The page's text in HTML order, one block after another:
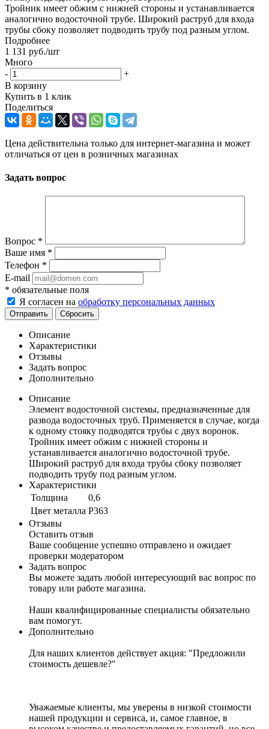
Тройник имеет обжим с нижней стороны и устанавливается
аналогично водосточной трубе. Широкий раструб для входа
трубы сбоку позволяет подводить трубу под разным углом.
Подробнее
1 131 руб./шт
Много
-
+
В корзину
Купить в 1 клик
Поделиться
Цена действительна только для интернет-магазина и может
отличаться от цен в розничных магазинах
Задать вопрос
Вопрос *
Ваше имя *
Телефон *
E-mail
* обязательные поля
Я согласен на обработку персональных данных
Отправить Сбросить
Описание
Характеристики
Отзывы
Задать вопрос
Дополнительно
Описание
Элемент водосточной системы, предназначенные для
развода водосточных труб. Применяется в случае, когда
к одному стояку подводятся трубы с двух воронок.
Тройник имеет обжим с нижней стороны и
устанавливается аналогично водосточной трубе.
Широкий раструб для входа трубы сбоку позволяет
подводить трубу под разным углом.
Характеристики
Толщина
0,6
Цвет металла P363
Отзывы
Оставить отзыв
Ваше сообщение успешно отправлено и ожидает
проверки модератором
Задать вопрос
Вы можете задать любой интересующий вас вопрос по
товару или работе магазина.
Наши квалифицированные специалисты обязательно
вам помогут.
Дополнительно
Для наших клиентов действует акция: "Предложили
стоимость дешевле?"
Уважаемые клиенты, мы уверены в низкой стоимости
нашей продукции и сервиса, и, самое главное, в